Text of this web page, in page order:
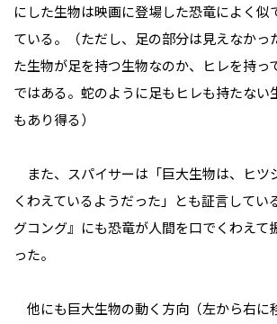
にした生物は映画に登場した恐竜によく似
ている。（ただし、足の部分は見えなかっ
た生物が足を持つ生物なのか、ヒレを持っ
ではある。蛇のように足もヒレも持たない
もあり得る）
また、スパイサーは「巨大生物は、ヒツ
くわえているようだった」とも証言してい
グコング』にも恐竜が人間を口でくわえて
った。
他にも巨大生物の動く方向（左から右に